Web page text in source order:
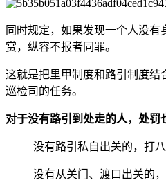
同时规定，如果发现一个人没
赏，纵容不报者同罪。
这就是把里甲制度和路引制度结
巡检司的任务。
对于没有路引到处走的人，处罚
没有路引私自出关的，打八
没有从关门、渡口出关的，